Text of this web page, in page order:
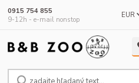
EUR
0915 754 855
9-12h - e-mail nonstop